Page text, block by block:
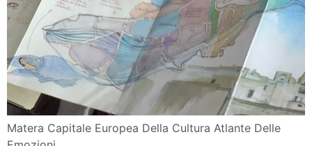
Matera Capitale Europea Della Cultura Atlante Delle